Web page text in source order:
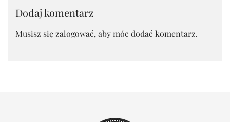
Dodaj komentarz
Musisz sięzalogować, aby móc dodać komentarz.